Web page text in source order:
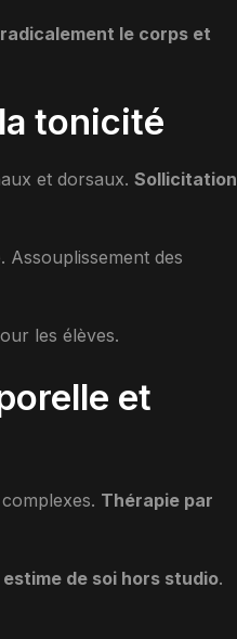
le corps et
tonicité
et dorsaux. Sollicitation
Assouplissement des
les élèves.
et
Thérapie par
de soi hors studio.